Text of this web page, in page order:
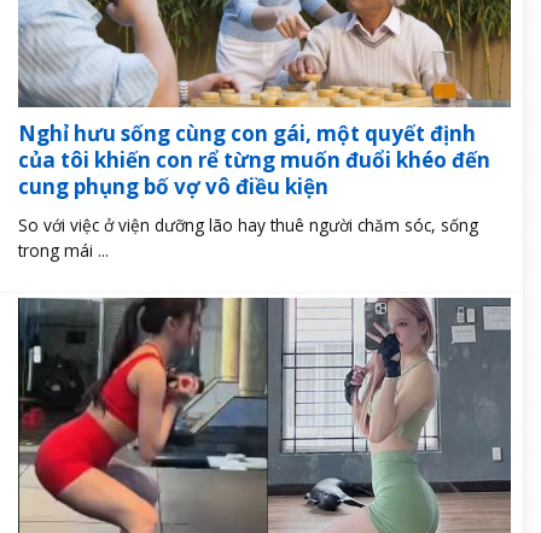
Nghỉ hưu sống cùng con gái, một quyết định
của tôi khiến con rể từng muốn đuổi khéo đến
cung phụng bố vợ vô điều kiện
So với việc ở viện dưỡng lão hay thuê người chăm sóc, sống
trong mái ...